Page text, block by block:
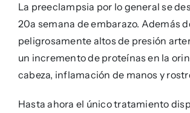
La preeclampsia por lo general se
20a semana de embarazo. Además
peligrosamente altos de presión
un incremento de proteínas en la
cabeza, inflamación de manos y
Hasta ahora el único tratamiento